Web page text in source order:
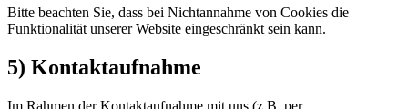
Bitte beachten Sie, dass bei Nichtannahme von Cookies die
Funktionalität unserer Website eingeschränkt sein kann.
5) Kontaktaufnahme
Im Rahmen der Kontaktaufnahme mit uns (z.B. per